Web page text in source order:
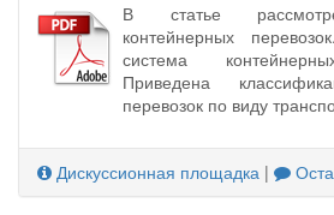
В статье
контейнерных
система
Приведена
перевозок по виду
Дискуссионная площадка |